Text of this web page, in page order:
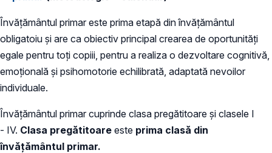
Învățământul primar este prima etapă din învățământul
obligatoiu și are ca obiectiv principal crearea de oportunități
egale pentru toți copiii, pentru a realiza o dezvoltare cognitivă,
emoțională și psihomotorie echilibrată, adaptată nevoilor
individuale.
Învăţământul primar cuprinde clasa pregătitoare şi clasele I
- IV. Clasa pregătitoare este prima clasă din
învățământul primar.